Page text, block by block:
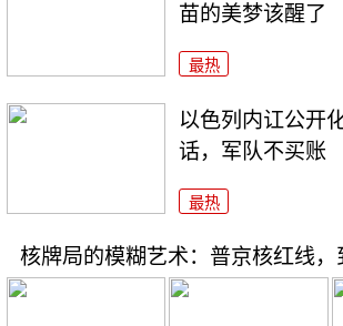
苗的美梦该醒了
最热
以色列内讧公开
话，军队不买账
最热
核牌局的模糊艺术：普京核红线，